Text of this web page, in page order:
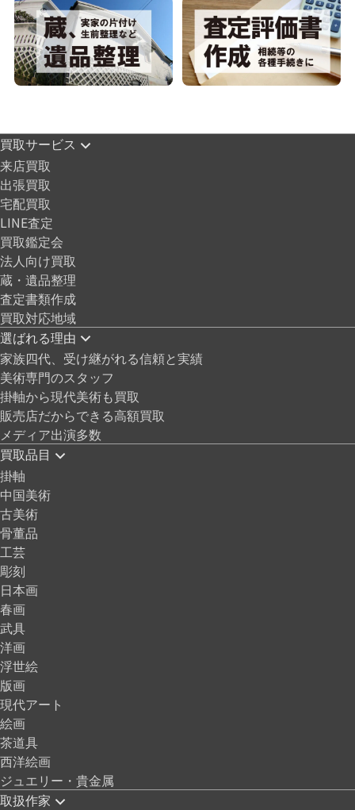
買取サービス
来店買取
出張買取
宅配買取
LINE査定
買取鑑定会
法人向け買取
蔵・遺品整理
査定書類作成
買取対応地域
選ばれる理由
家族四代、受け継がれる信頼と実績
美術専門のスタッフ
掛軸から現代美術も買取
販売店だからできる高額買取
メディア出演多数
買取品目
掛軸
中国美術
古美術
骨董品
工芸
彫刻
日本画
春画
武具
洋画
浮世絵
版画
現代アート
絵画
茶道具
西洋絵画
ジュエリー・貴金属
取扱作家